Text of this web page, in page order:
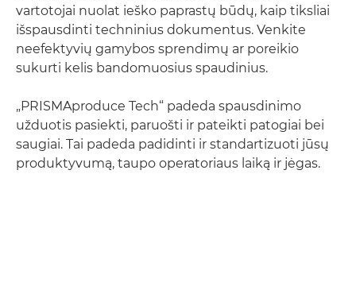
vartotojai nuolat ieško paprastų būdų, kaip tiksliai
išspausdinti techninius dokumentus. Venkite
neefektyvių gamybos sprendimų ar poreikio
sukurti kelis bandomuosius spaudinius.
„PRISMAproduce Tech“ padeda spausdinimo
užduotis pasiekti, paruošti ir pateikti patogiai bei
saugiai. Tai padeda padidinti ir standartizuoti jūsų
produktyvumą, taupo operatoriaus laiką ir jėgas.